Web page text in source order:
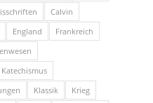
Calvin
England
Frankreich
Katechismus
Klassik
Krieg